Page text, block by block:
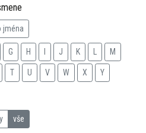
jména
G H J K M
T U V W X Y
vše